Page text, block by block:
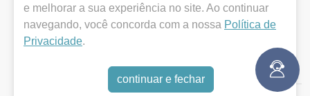
sujeitos a alterações. Em caso de divergência de preços
no site, o valor válido é o do Carrinho de Compra. Não
vendemos por atacado por isso nos reservamos o
direito de não atender compras de grandes volumes
e melhorar a sua experiência no site. Ao continuar
navegando, você concorda com a nossa Política de
Privacidade.
continuar e fechar